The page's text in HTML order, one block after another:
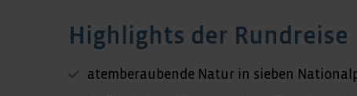
Highlights der Rundreise
atemberaubende Natur in sieben